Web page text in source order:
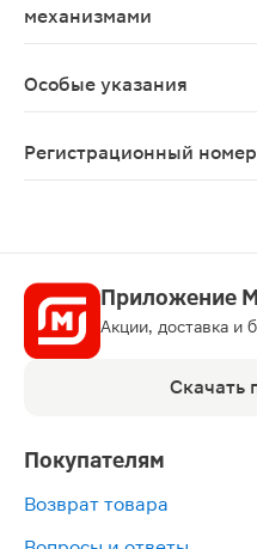
механизмами
Особые указания
Регистрационный номер
Приложение
Акции, доставка и
Скачать
Покупателям
Возврат товара